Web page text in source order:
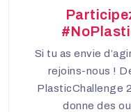
Si tu as envie
rejoins-nous !
PlasticChallenge
donne des